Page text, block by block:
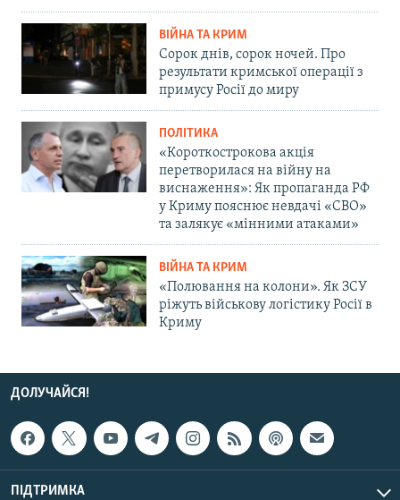
ВІЙНА ТА КРИМ
Сорок днів, сорок ночей. Про
результати кримської операції з
примусу Росії до миру
ПОЛІТИКА
«Короткострокова акція
перетворилася на війну на
виснаження»: Як пропаганда РФ
у Криму пояснює невдачі «СВО»
та залякує «мінними атаками»
ВІЙНА ТА КРИМ
«Полювання на колони». Як ЗСУ
ріжуть військову логістику Росії в
Криму
ДОЛУЧАЙСЯ!
ПІДТРИМКА